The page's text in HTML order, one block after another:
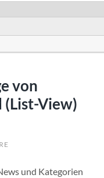
von
(List-View)
und Kategorien